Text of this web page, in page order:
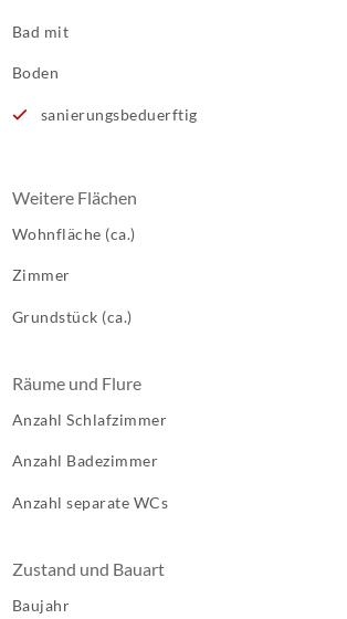
Bad mit
Boden
sanierungsbeduerftig
Weitere Flächen
Wohnfläche (ca.)
Zimmer
Grundstück (ca.)
Räume und Flure
Anzahl Schlafzimmer
Anzahl Badezimmer
Anzahl separate WCs
Zustand und Bauart
Baujahr